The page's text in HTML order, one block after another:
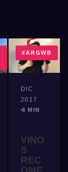
#ARGWB
DIC
2017
6 MIN
VINO
S
REC